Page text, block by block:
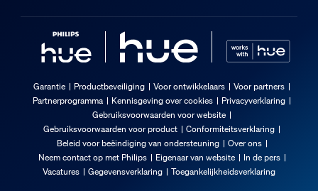
Garantie Productbeveiliging Voor ontwikkelaars
Voor partners
Partnerprogramma
Kennisgeving over cookies
Privacyverklaring
Gebruiksvoorwaarden voor website
Gebruiksvoorwaarden voor product
Conformiteitsverklaring
Beleid voor beëindiging van ondersteuning
Over ons
Neem contact op met Philips
Eigenaar van website
In de pers
Vacatures
Gegevensverklaring Toegankelijkheidsverklaring